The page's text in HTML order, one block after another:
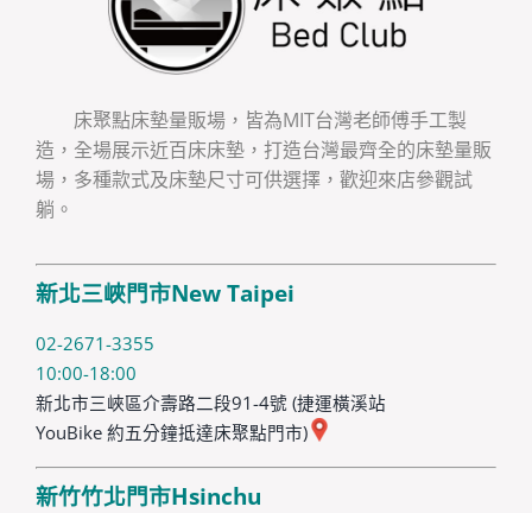
床聚點床墊量販場，皆為MIT台灣老師傅手工製
造，全場展示近百床床墊，打造台灣最齊全的床墊量販
場，多種款式及床墊尺寸可供選擇，歡迎來店參觀試
躺。
新北三峽門市New Taipei
02-2671-3355
10:00-18:00
新北市三峽區介壽路二段91-4號 (捷運橫溪站
YouBike 約五分鐘抵達床聚點門市)
新竹竹北門市Hsinchu